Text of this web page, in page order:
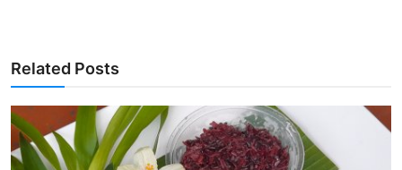
Related Posts